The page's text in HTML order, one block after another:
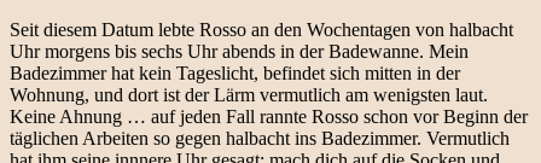
Seit diesem Datum lebte Rosso an den Wochentagen von halbacht
Uhr morgens bis sechs Uhr abends in der Badewanne. Mein
Badezimmer hat kein Tageslicht, befindet sich mitten in der
Wohnung, und dort ist der Lärm vermutlich am wenigsten laut.
Keine Ahnung … auf jeden Fall rannte Rosso schon vor Beginn der
täglichen Arbeiten so gegen halbacht ins Badezimmer. Vermutlich